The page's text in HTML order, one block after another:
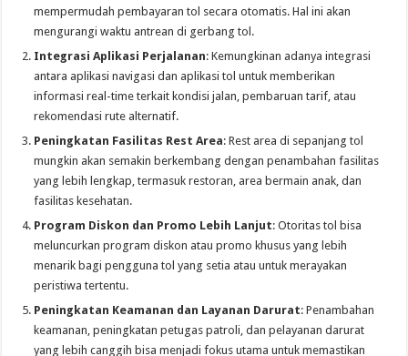
mempermudah pembayaran tol secara otomatis. Hal ini akan
mengurangi waktu antrean di gerbang tol.
Integrasi Aplikasi Perjalanan: Kemungkinan adanya integrasi
antara aplikasi navigasi dan aplikasi tol untuk memberikan
informasi real-time terkait kondisi jalan, pembaruan tarif, atau
rekomendasi rute alternatif.
Peningkatan Fasilitas Rest Area: Rest area di sepanjang tol
mungkin akan semakin berkembang dengan penambahan fasilitas
yang lebih lengkap, termasuk restoran, area bermain anak, dan
fasilitas kesehatan.
Program Diskon dan Promo Lebih Lanjut: Otoritas tol bisa
meluncurkan program diskon atau promo khusus yang lebih
menarik bagi pengguna tol yang setia atau untuk merayakan
peristiwa tertentu.
Peningkatan Keamanan dan Layanan Darurat: Penambahan
keamanan, peningkatan petugas patroli, dan pelayanan darurat
yang lebih canggih bisa menjadi fokus utama untuk memastikan